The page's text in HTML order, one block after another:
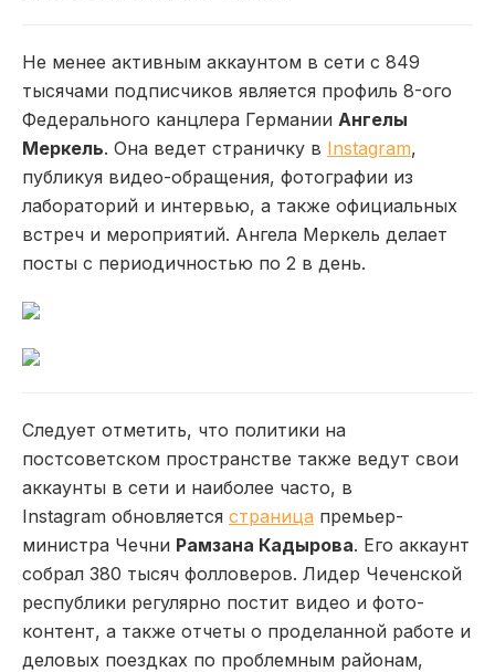
Не менее активным аккаунтом в сети с 849
тысячами подписчиков является профиль 8-ого
Федерального канцлера Германии Ангелы
Меркель. Она ведет страничку в Instagram,
публикуя видео-обращения, фотографии из
лабораторий и интервью, а также официальных
встреч и мероприятий. Ангела Меркель делает
посты с периодичностью по 2 в день.
Следует отметить, что политики на
постсоветском пространстве также ведут свои
аккаунты в сети и наиболее часто, в
Instagram обновляется страница премьер-
министра Чечни Рамзана Кадырова. Его аккаунт
собрал 380 тысяч фолловеров. Лидер Чеченской
республики регулярно постит видео и фото-
контент, а также отчеты о проделанной работе и
деловых поездках по проблемным районам,